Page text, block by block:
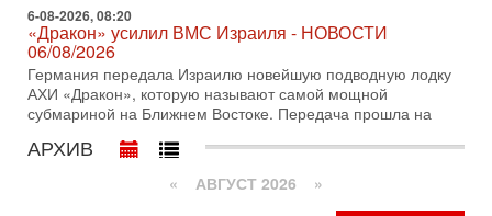
30-07-2026, 17:59
Иран доведет Трампа до крайних мер? Разбор и
оценка от военного обозревателя Давида Шарпа
Ситуация вокруг противостояния Ирана и США накаляется
с каждым днем. Почему Трамп в самый последний момент
отменил решение о нанесении тяжелых ударов
30-07-2026, 16:54
Покупатель авиакомпании «Аркия» намерен
запретить полеты по субботам!
Вокруг возможной продажи авиакомпании «Аркия»
6-08-2026, 08:20
«Дракон» усилил ВМС Израиля - НОВОСТИ
06/08/2026
Германия передала Израилю новейшую подводную лодку
АХИ «Дракон», которую называют самой мощной
субмариной на Ближнем Востоке. Передача прошла на
АРХИВ
« АВГУСТ 2026 »